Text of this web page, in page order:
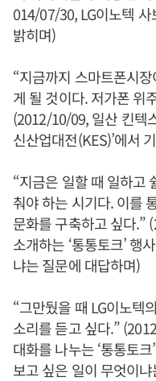
014/07/30, LG이노텍
밝히며)
“지금까지 스마트폰시
게 될 것이다. 저가폰 위
(2012/10/09, 일산 킨텍
신산업대전(KES)’에서
“지금은 일할 때 일하고
춰야 하는 시기다. 이를
문화를 구축하고 싶다.”
소개하는 ‘통통토크’ 행
냐는 질문에 대답하며)
“그만뒀을 때 LG이노텍
소리를 듣고 싶다.”
대화를 나누는 ‘통통토
보고 싶은 일이 무엇이